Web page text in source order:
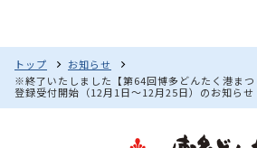
トップ
お知らせ
※終了いたしました【第64回博多どんたく港ま
登録受付開始（12月1日～12月25日）のお知らせ